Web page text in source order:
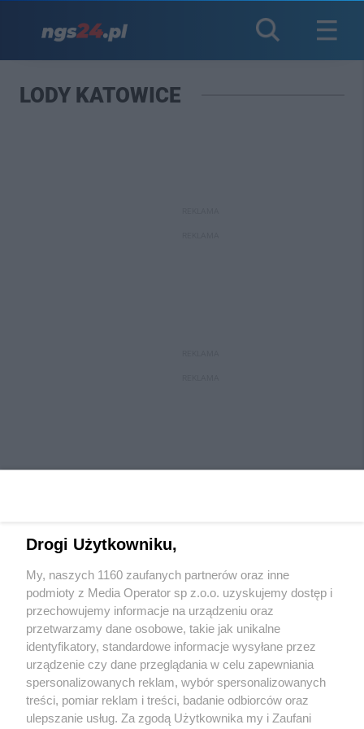
LODY KATOWICE
Wydawca mediówlokalnych
Nie zapomnij
zapoznać się z:
polityką prywatności regulamin korzystania z portali
Twojemiasto Skontaktuj się z nami
Drogi Użytkowniku,
My, naszych 1160 zaufanych partnerów oraz inne
podmioty z Media Operator sp z.o.o. uzyskujemy dostęp i
przechowujemy informacje na urządzeniu oraz
przetwarzamy dane osobowe, takie jak unikalne
identyfikatory, standardowe informacje wysyłane przez
urządzenie czy dane przeglądania w celu zapewniania
spersonalizowanych reklam, wybór spersonalizowanych
treści, pomiar reklam i treści, badanie odbiorców oraz
ulepszanie usług. Za zgodą Użytkownika my i Zaufani